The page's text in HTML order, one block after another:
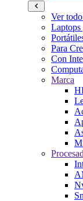
Ver
Laptops
Para
Con
Marca